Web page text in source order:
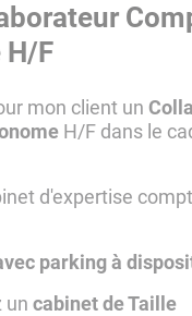
F
mon client un
H/F dans le
d'expertise
parking à
un cabinet de Taille